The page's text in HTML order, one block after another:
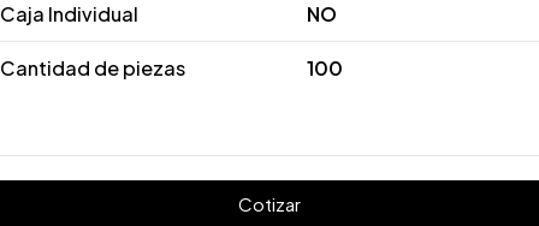
Caja Individual NO
Cantidad de piezas 100
Cotizar